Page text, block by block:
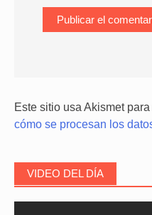
Este sitio usa Akismet
cómo se procesan los
VIDEO DEL DÍA